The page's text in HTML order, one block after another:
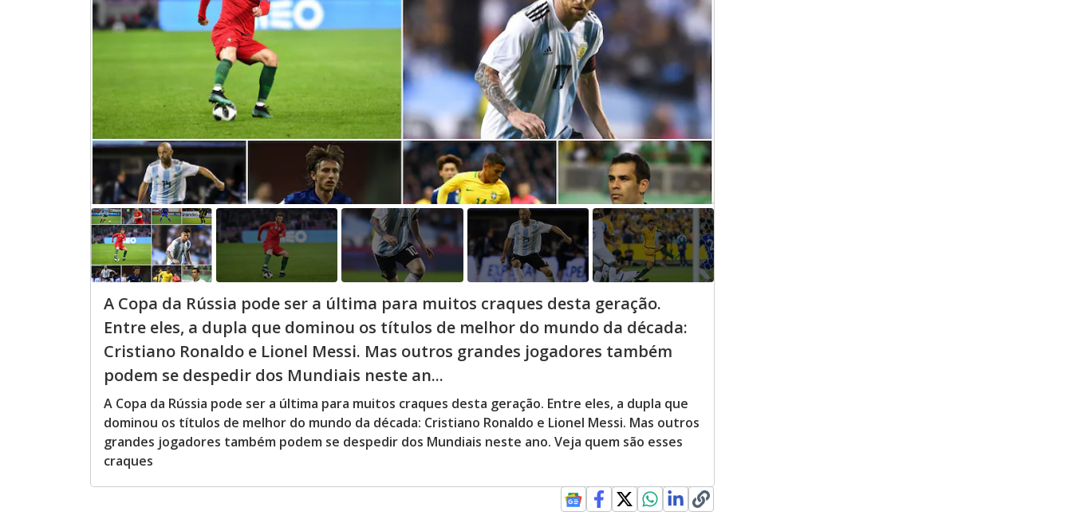
A Copa da Rússia pode ser a última para muitos craques desta geração.
Entre eles, a dupla que dominou os títulos de melhor do mundo da década:
Cristiano Ronaldo e Lionel Messi. Mas outros grandes jogadores também
podem se despedir dos Mundiais neste an...
A Copa da Rússia pode ser a última para muitos craques desta geração. Entre eles, a dupla que
dominou os títulos de melhor do mundo da década: Cristiano Ronaldo e Lionel Messi. Mas outros
grandes jogadores também podem se despedir dos Mundiais neste ano. Veja quem são esses
craques